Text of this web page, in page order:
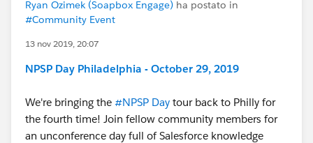
Ryan Ozimek (Soapbox Engage) ha postato in
#Community Event
13 nov 2019, 20:07
NPSP Day Philadelphia - October 29, 2019
We're bringing the #NPSP Day ​ tour back to Philly for
the fourth time! Join fellow community members for
an unconference day full of Salesforce knowledge